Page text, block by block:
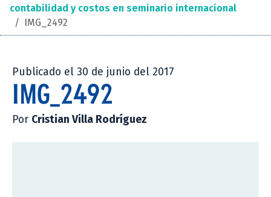
contabilidad y costos en seminario internacional
/ IMG_2492
Publicado el 30 de junio del 2017
IMG_2492
Por Cristian Villa Rodríguez